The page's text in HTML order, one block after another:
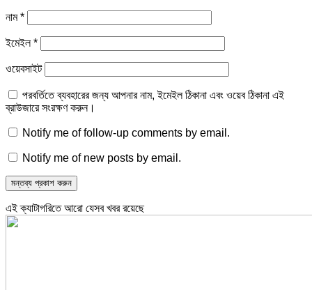
নাম*
ইমেইল*
ওয়েবসাইট
পরবর্তিতে ব্যবহারের জন্য আপনার নাম, ইমেইল ঠিকানা এবং ওয়েব ঠিকানা এই
ব্রাউজারে সংরক্ষণ করুন।
Notify me of follow-up comments by email.
Notify me of new posts by email.
এই ক্যাটাগরিতে আরো যেসব খবর রয়েছে